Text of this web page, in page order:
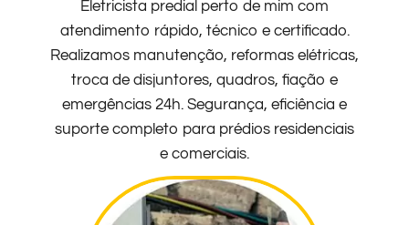
Eletricista predial perto de mim com
atendimento rápido, técnico e certificado.
Realizamos manutenção, reformas elétricas,
troca de disjuntores, quadros, fiação e
emergências 24h. Segurança, eficiência e
suporte completo para prédios residenciais
e comerciais.